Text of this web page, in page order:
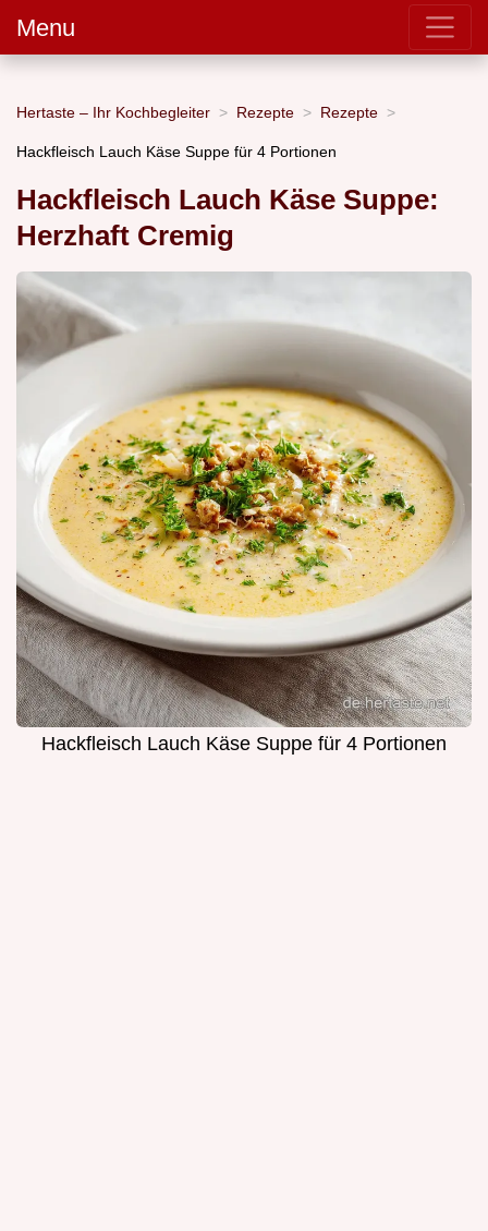
Menu
Hertaste – Ihr Kochbegleiter Rezepte Rezepte
Hackfleisch Lauch Käse Suppe für 4 Portionen
Hackfleisch Lauch Käse Suppe:
Herzhaft Cremig
Hackfleisch Lauch Käse Suppe für 4 Portionen